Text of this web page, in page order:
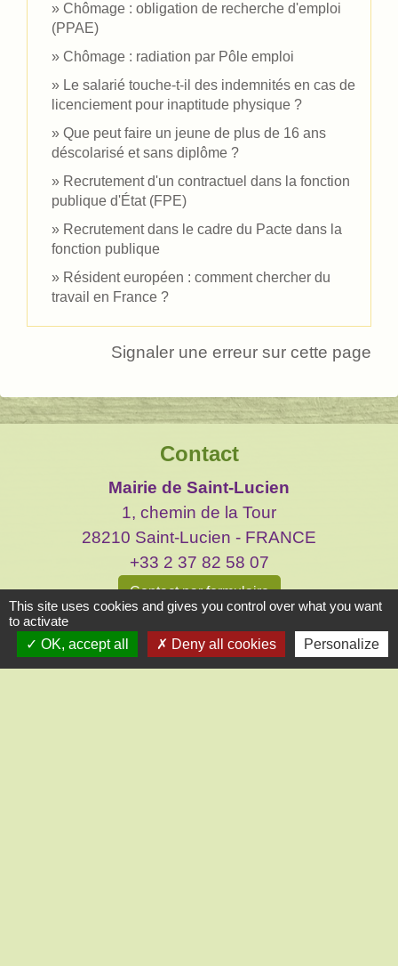
Chômage : obligation de recherche d'emploi
(PPAE)
Chômage : radiation par Pôle emploi
Le salarié touche-t-il des indemnités en cas de
licenciement pour inaptitude physique ?
Que peut faire un jeune de plus de 16 ans
déscolarisé et sans diplôme ?
Recrutement d'un contractuel dans la fonction
publique d'État (FPE)
Recrutement dans le cadre du Pacte dans la
fonction publique
Résident européen : comment chercher du
travail en France ?
Signaler une erreur sur cette page
Contact
Mairie de Saint-Lucien
1, chemin de la Tour
28210 Saint-Lucien - FRANCE
+33 2 37 82 58 07
Contact par formulaire
This site uses cookies and gives you control over what you want
to activate
OK, accept all
Deny all cookies Personalize